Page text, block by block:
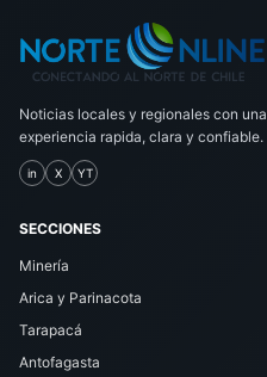
Noticias locales y regionales con una
experiencia rapida, clara y confiable.
in X YT
SECCIONES
Minería
Arica y Parinacota
Tarapacá
Antofagasta